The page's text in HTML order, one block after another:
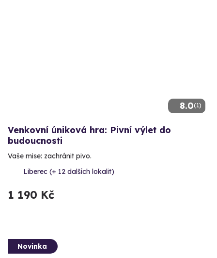
8.0(1)
Venkovní úniková hra: Pivní výlet do
budoucnosti
Vaše mise: zachránit pivo.
Liberec (+ 12 dalších lokalit)
1 190 Kč
Novinka